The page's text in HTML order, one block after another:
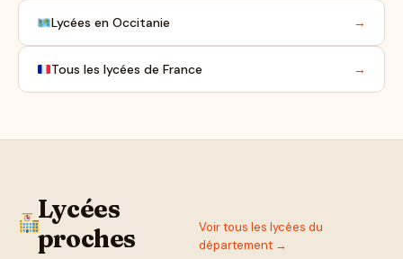
Lycées en Occitanie →
Tous les lycées de France →
Lycées
proches
Voir tous les lycées du
département →